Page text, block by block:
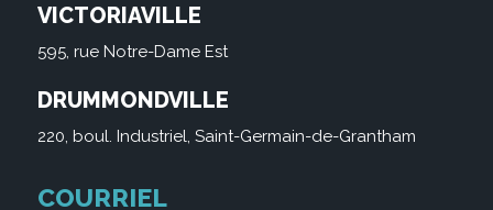
VICTORIAVILLE
595, rue Notre-Dame Est
DRUMMONDVILLE
220, boul. Industriel, Saint-Germain-de-Grantham
COURRIEL